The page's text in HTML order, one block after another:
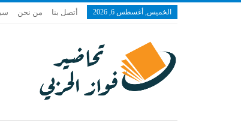
الخميس, أغسطس 6, 2026 أتصل بنا من نحن